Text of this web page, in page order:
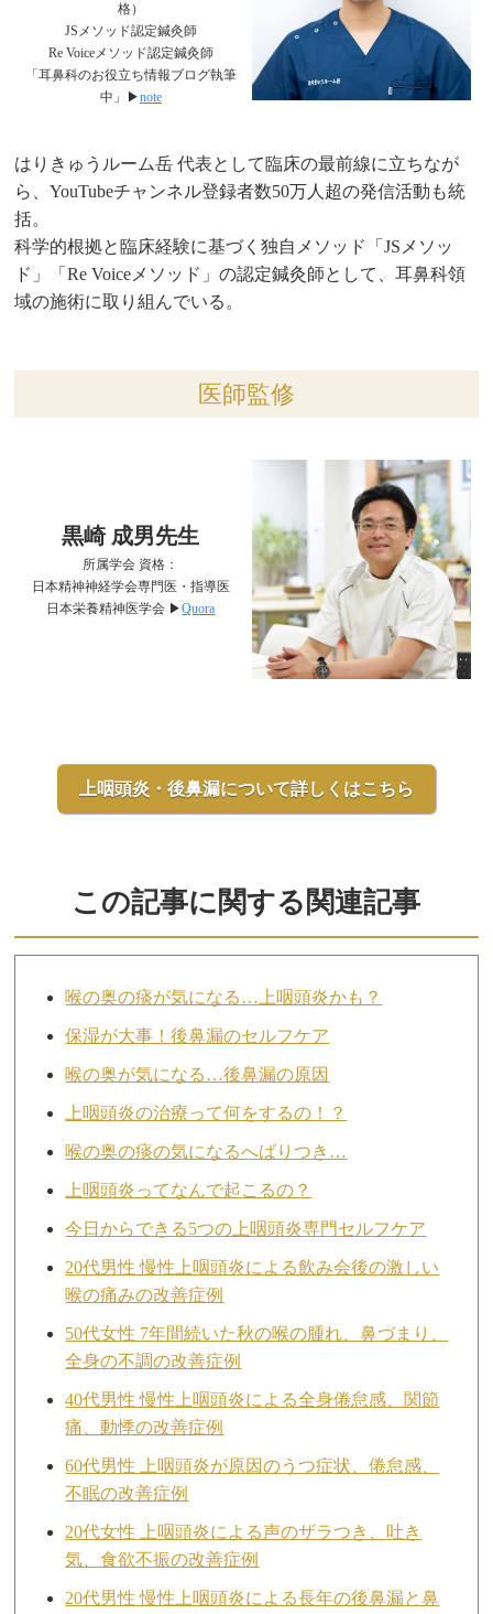
格）
JSメソッド認定鍼灸師
Re Voiceメソッド認定鍼灸師
「耳鼻科のお役立ち情報ブログ執筆
中」▶︎note
はりきゅうルーム岳 代表として臨床の最前線に立ちなが
ら、YouTubeチャンネル登録者数50万人超の発信活動も統
括。
科学的根拠と臨床経験に基づく独自メソッド「JSメソッ
ド」「Re Voiceメソッド」の認定鍼灸師として、耳鼻科領
域の施術に取り組んでいる。
医師監修
黒崎 成男先生
所属学会 資格：
日本精神神経学会専門医・指導医
日本栄養精神医学会 ▶︎Quora
上咽頭炎・後鼻漏について詳しくはこちら
この記事に関する関連記事
喉の奥の痰が気になる…上咽頭炎かも？
保湿が大事！後鼻漏のセルフケア
喉の奥が気になる…後鼻漏の原因
上咽頭炎の治療って何をするの！？
喉の奥の痰の気になるへばりつき…
上咽頭炎ってなんで起こるの？
今日からできる5つの上咽頭炎専門セルフケア
20代男性 慢性上咽頭炎による飲み会後の激しい
喉の痛みの改善症例
50代女性 7年間続いた秋の喉の腫れ、鼻づまり、
全身の不調の改善症例
40代男性 慢性上咽頭炎による全身倦怠感、関節
痛、動悸の改善症例
60代男性 上咽頭炎が原因のうつ症状、倦怠感、
不眠の改善症例
20代女性 上咽頭炎による声のザラつき、吐き
気、食欲不振の改善症例
20代男性 慢性上咽頭炎による長年の後鼻漏と鼻